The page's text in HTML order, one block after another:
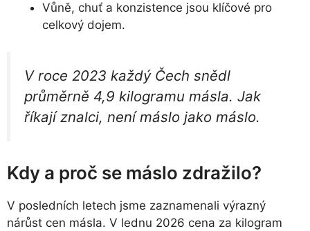
Vůně, chuť a konzistence jsou klíčové pro
celkový dojem.
V roce 2023 každý Čech snědl
průměrně 4,9 kilogramu másla. Jak
říkají znalci, není máslo jako máslo.
Kdy a proč se máslo zdražilo?
V posledních letech jsme zaznamenali výrazný
nárůst cen másla. V lednu 2026 cena za kilogram